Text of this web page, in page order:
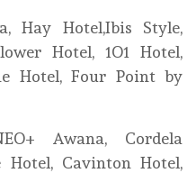
Hay Hotel,Ibis Style,
Hotel, 1O1 Hotel,
Hotel, Four Point by
Awana, Cordela
Hotel, Cavinton Hotel,